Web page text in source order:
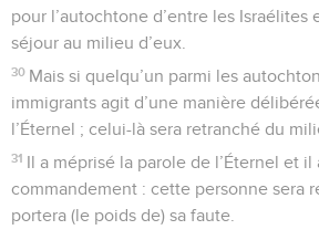
pour l’autochtone d’entre les Israélites
séjour au milieu d’eux.
30 Mais si quelqu’un parmi les
immigrants agit d’une manière
l’Éternel ; celui-là sera retranché du
31 Il a méprisé la parole de l’Éternel et il
commandement : cette personne sera
portera (le poids de) sa faute.